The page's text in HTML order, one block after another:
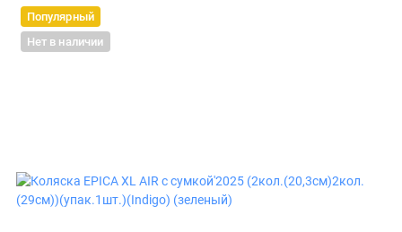
Популярный
Нет в наличии